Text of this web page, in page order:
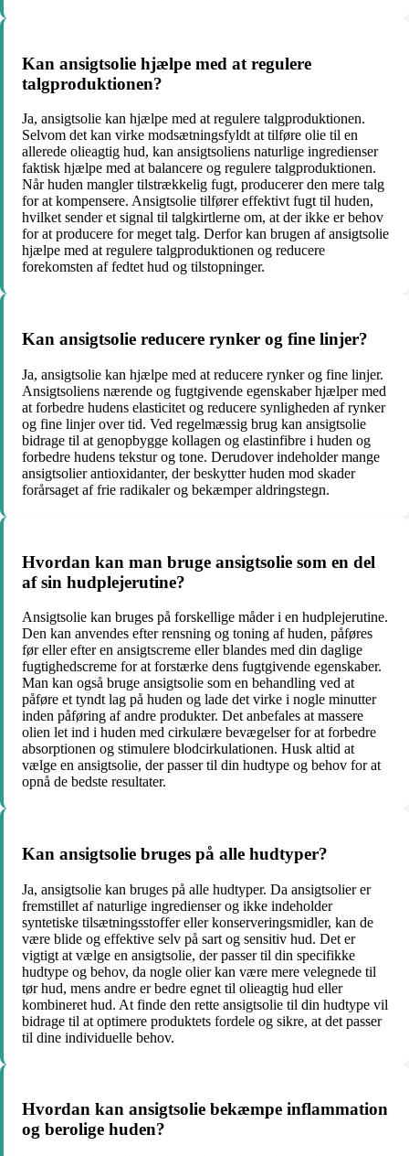
Kan ansigtsolie hjælpe med at regulere
talgproduktionen?
Ja, ansigtsolie kan hjælpe med at regulere talgproduktionen.
Selvom det kan virke modsætningsfyldt at tilføre olie til en
allerede olieagtig hud, kan ansigtsoliens naturlige ingredienser
faktisk hjælpe med at balancere og regulere talgproduktionen.
Når huden mangler tilstrækkelig fugt, producerer den mere talg
for at kompensere. Ansigtsolie tilfører effektivt fugt til huden,
hvilket sender et signal til talgkirtlerne om, at der ikke er behov
for at producere for meget talg. Derfor kan brugen af ansigtsolie
hjælpe med at regulere talgproduktionen og reducere
forekomsten af fedtet hud og tilstopninger.
Kan ansigtsolie reducere rynker og fine linjer?
Ja, ansigtsolie kan hjælpe med at reducere rynker og fine linjer.
Ansigtsoliens nærende og fugtgivende egenskaber hjælper med
at forbedre hudens elasticitet og reducere synligheden af rynker
og fine linjer over tid. Ved regelmæssig brug kan ansigtsolie
bidrage til at genopbygge kollagen og elastinfibre i huden og
forbedre hudens tekstur og tone. Derudover indeholder mange
ansigtsolier antioxidanter, der beskytter huden mod skader
forårsaget af frie radikaler og bekæmper aldringstegn.
Hvordan kan man bruge ansigtsolie som en del
af sin hudplejerutine?
Ansigtsolie kan bruges på forskellige måder i en hudplejerutine.
Den kan anvendes efter rensning og toning af huden, påføres
før eller efter en ansigtscreme eller blandes med din daglige
fugtighedscreme for at forstærke dens fugtgivende egenskaber.
Man kan også bruge ansigtsolie som en behandling ved at
påføre et tyndt lag på huden og lade det virke i nogle minutter
inden påføring af andre produkter. Det anbefales at massere
olien let ind i huden med cirkulære bevægelser for at forbedre
absorptionen og stimulere blodcirkulationen. Husk altid at
vælge en ansigtsolie, der passer til din hudtype og behov for at
opnå de bedste resultater.
Kan ansigtsolie bruges på alle hudtyper?
Ja, ansigtsolie kan bruges på alle hudtyper. Da ansigtsolier er
fremstillet af naturlige ingredienser og ikke indeholder
syntetiske tilsætningsstoffer eller konserveringsmidler, kan de
være blide og effektive selv på sart og sensitiv hud. Det er
vigtigt at vælge en ansigtsolie, der passer til din specifikke
hudtype og behov, da nogle olier kan være mere velegnede til
tør hud, mens andre er bedre egnet til olieagtig hud eller
kombineret hud. At finde den rette ansigtsolie til din hudtype vil
bidrage til at optimere produktets fordele og sikre, at det passer
til dine individuelle behov.
Hvordan kan ansigtsolie bekæmpe inflammation
og berolige huden?